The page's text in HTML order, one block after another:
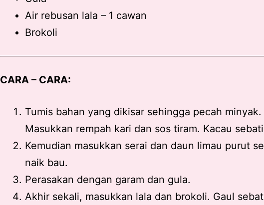
Air rebusan lala – 1 cawan
Brokoli
CARA – CARA:
Tumis bahan yang dikisar sehingga pecah minyak.
Masukkan rempah kari dan sos tiram. Kacau
Kemudian masukkan serai dan daun limau purut
naik bau.
Perasakan dengan garam dan gula.
Akhir sekali, masukkan lala dan brokoli. Gaul